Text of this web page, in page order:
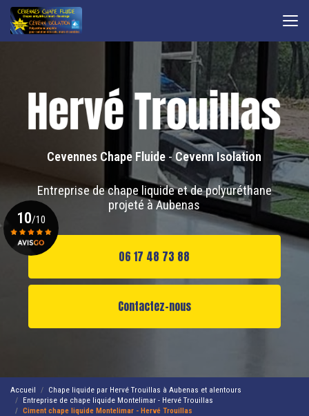
Aller
contenu
Cevennes Chape Fluide -Cevenn Isolation
Entreprise de chape liquide et de polyuréthane
projeté à Aubenas
06 17 48 73 88
Contactez-nous
10/10
Accueil
Chape liquide par Hervé Trouillas à Aubenas et alentours
Entreprise de chape liquide Montelimar - Hervé Trouillas
Ciment chape liquide Montelimar - Hervé Trouillas